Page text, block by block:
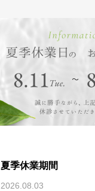
夏季休業期間
2026.08.03